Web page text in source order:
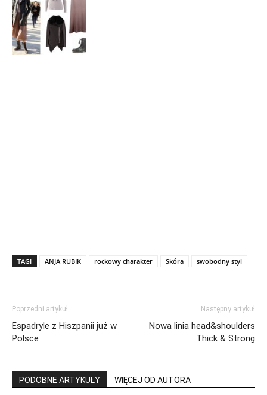
TAGI ANJA RUBIK rockowy charakter Skóra swobodny styl
Poprzedni artykuł
Espadryle z Hiszpanii już w
Polsce
Następny artykuł
Nowa linia head&shoulders
Thick & Strong
PODOBNE ARTYKUŁY WIĘCEJ OD AUTORA